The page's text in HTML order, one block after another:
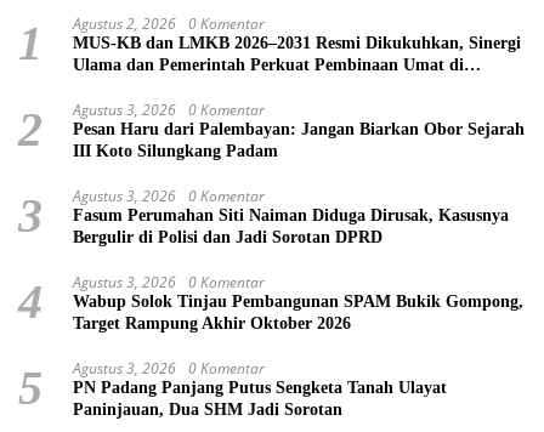
1 Agustus 2, 2026 0 Komentar
MUS-KB dan LMKB 2026–2031 Resmi Dikukuhkan, Sinergi
Ulama dan Pemerintah Perkuat Pembinaan Umat di
2 Agustus 3, 2026 0 Komentar
Pesan Haru dari Palembayan: Jangan Biarkan Obor Sejarah
III Koto Silungkang Padam
3 Agustus 3, 2026 0 Komentar
Fasum Perumahan Siti Naiman Diduga Dirusak, Kasusnya
Bergulir di Polisi dan Jadi Sorotan DPRD
4 Agustus 3, 2026 0 Komentar
Wabup Solok Tinjau Pembangunan SPAM Bukik Gompong,
Target Rampung Akhir Oktober 2026
5 Agustus 3, 2026 0 Komentar
PN Padang Panjang Putus Sengketa Tanah Ulayat
Paninjauan, Dua SHM Jadi Sorotan